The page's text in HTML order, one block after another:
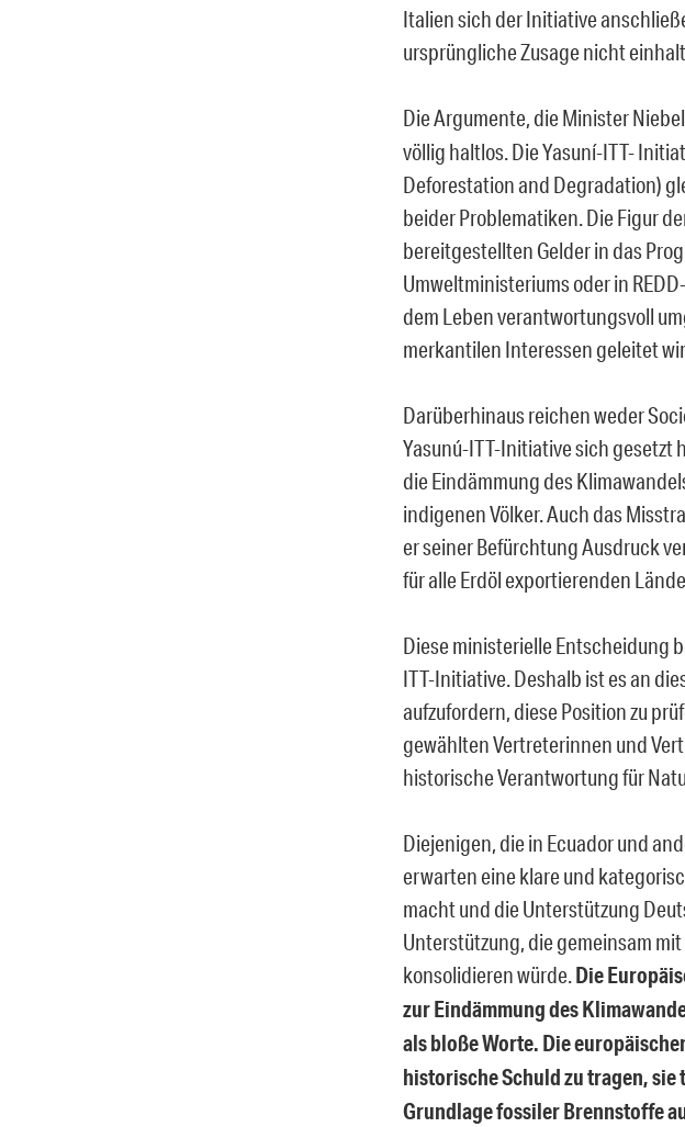
Italien sich der Initiative
ursprüngliche Zusage nicht
Die Argumente, die Minister
völlig haltlos. Die Yasuní-ITT-
Deforestation and Degradation)
beider Problematiken. Die Figur
bereitgestellten Gelder in das
Umweltministeriums oder in
dem Leben verantwortungsvoll
merkantilen Interessen geleitet
Darüberhinaus reichen weder
Yasunú-ITT-Initiative sich gesetzt
die Eindämmung des
indigenen Völker. Auch das
er seiner Befürchtung Ausdruck
für alle Erdöl exportierenden
Diese ministerielle Entscheidung
ITT-Initiative. Deshalb ist es an
aufzufordern, diese Position zu
gewählten Vertreterinnen und
historische Verantwortung für
Diejenigen, die in Ecuador und
erwarten eine klare und
macht und die Unterstützung
Unterstützung, die gemeinsam
konsolidieren würde.Die
zur Eindämmung des
als bloße Worte. Die
historische Schuld zu tragen,
Grundlage fossiler Brennstoffe